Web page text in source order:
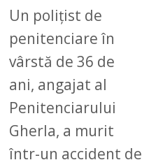
Un polițist de
penitenciare în
vârstă de 36 de
ani, angajat al
Penitenciarului
Gherla, a murit
într-un accident de